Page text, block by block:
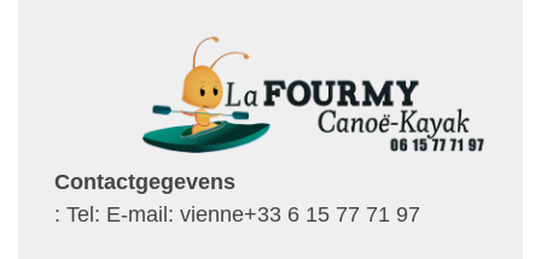
Contactgegevens
: Tel: E-mail: vienne+33 6 15 77 71 97